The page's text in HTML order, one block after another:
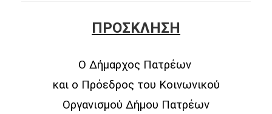
ΠΡΟΣΚΛΗΣΗ
Ο Δήμαρχος Πατρέων
και ο Πρόεδρος του Κοινωνικού
Οργανισμού Δήμου Πατρέων